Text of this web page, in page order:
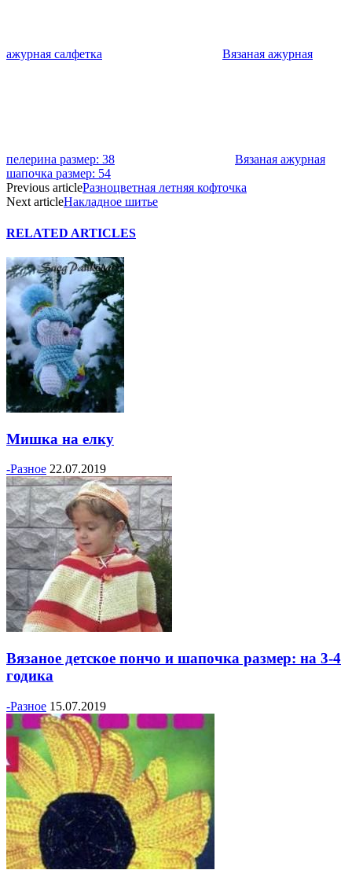
ажурная салфетка Вязаная ажурная
пелерина размер: 38
Вязаная ажурная
шапочка размер: 54
Previous articleРазноцветная летняя кофточка
Next articleНакладное шитье
RELATED ARTICLES
Мишка на елку
-Разное 22.07.2019
Вязаное детское пончо и шапочка размер: на 3-4
годика
-Разное 15.07.2019